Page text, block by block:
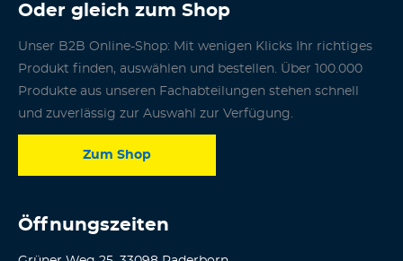
Oder gleich zum Shop
Unser B2B Online-Shop: Mit wenigen Klicks Ihr richtiges
Produkt finden, auswählen und bestellen. Über 100.000
Produkte aus unseren Fachabteilungen stehen schnell
und zuverlässig zur Auswahl zur Verfügung.
Zum Shop
Öffnungszeiten